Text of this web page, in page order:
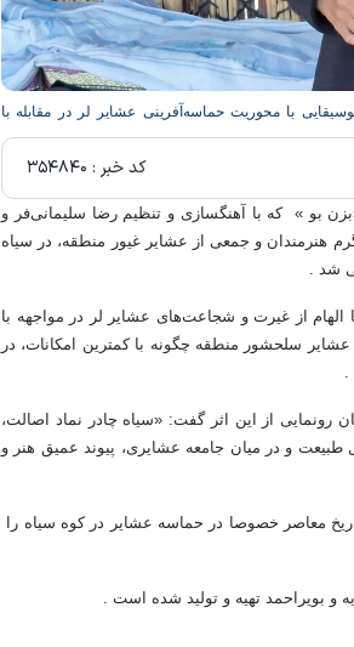
با محوریت حماسه‌آفرینی عشایر لر در مقابله با
کد خبر :
بو » که با آهنگسازی و تنظیم رضا سلیمانی‌فر و
هنرمندان و جمعی از عشایر غیور منطقه، در سیاه
شد .
الهام از غیرت و شجاعت‌های عشایر لر در مواجهه با
سلحشور منطقه چگونه با کمترین امکانات، در
.
رونمایی از این اثر گفت: «سیاه چادر نماد اصالت،
و در میان جامعه عشایری، پیوند عمیق هنر و
معاصر خصوصا در حماسه عشایر در کوه سیاه را
و بویراحمد تهیه و تولید شده است .